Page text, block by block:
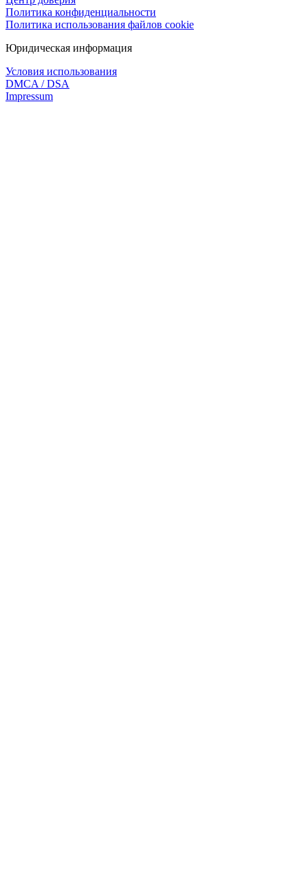
Политика конфиденциальности
Политика использования файлов cookie
Юридическая информация
Условия использования
DMCA / DSA
Impressum